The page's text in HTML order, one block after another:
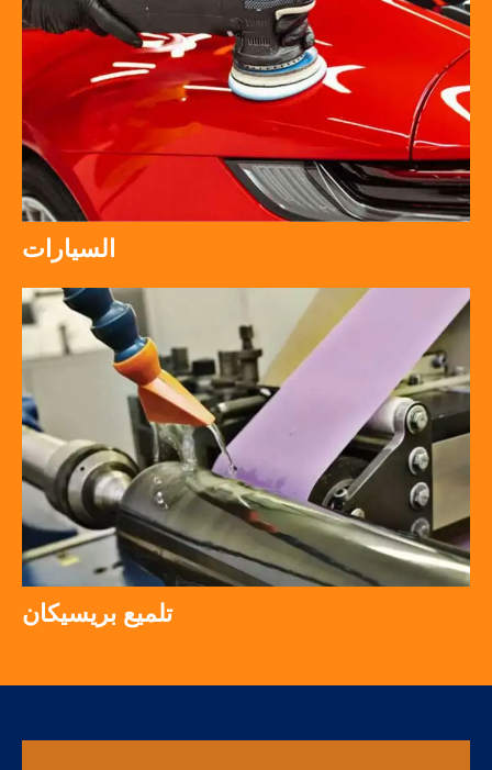
السيارات
تلميع بريسيكان